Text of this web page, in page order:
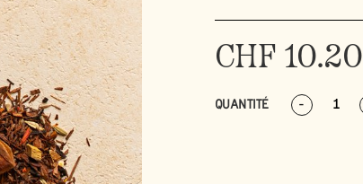
CHF 10.20
QUANTITÉ -